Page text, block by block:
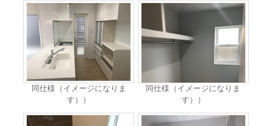
同仕様（イメージになりま
す））
同仕様（イメージになりま
す））